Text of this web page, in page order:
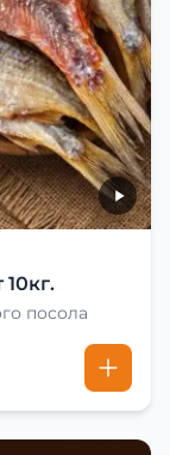
посола